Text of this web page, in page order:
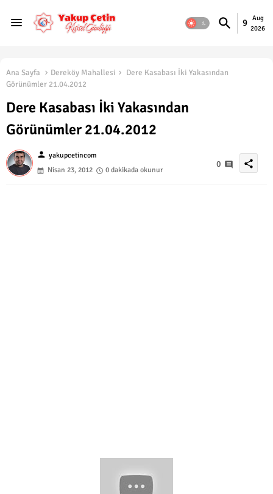
9
Aug
2026
Ana Sayfa Dereköy Mahallesi
Dere Kasabası İki Yakasından
Görünümler 21.04.2012
Dere Kasabası İki Yakasından
Görünümler 21.04.2012
person yakupcetincom
Nisan 23, 2012
0 dakikada okunur
0 share